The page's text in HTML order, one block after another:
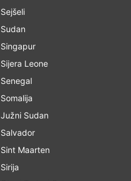
Sejšeli
Sudan
Singapur
Sijera Leone
Senegal
Somalija
Južni Sudan
Salvador
Sint Maarten
Sirija